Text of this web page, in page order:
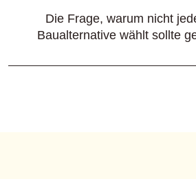
Die Frage, warum nicht
Baualternative wählt sollte